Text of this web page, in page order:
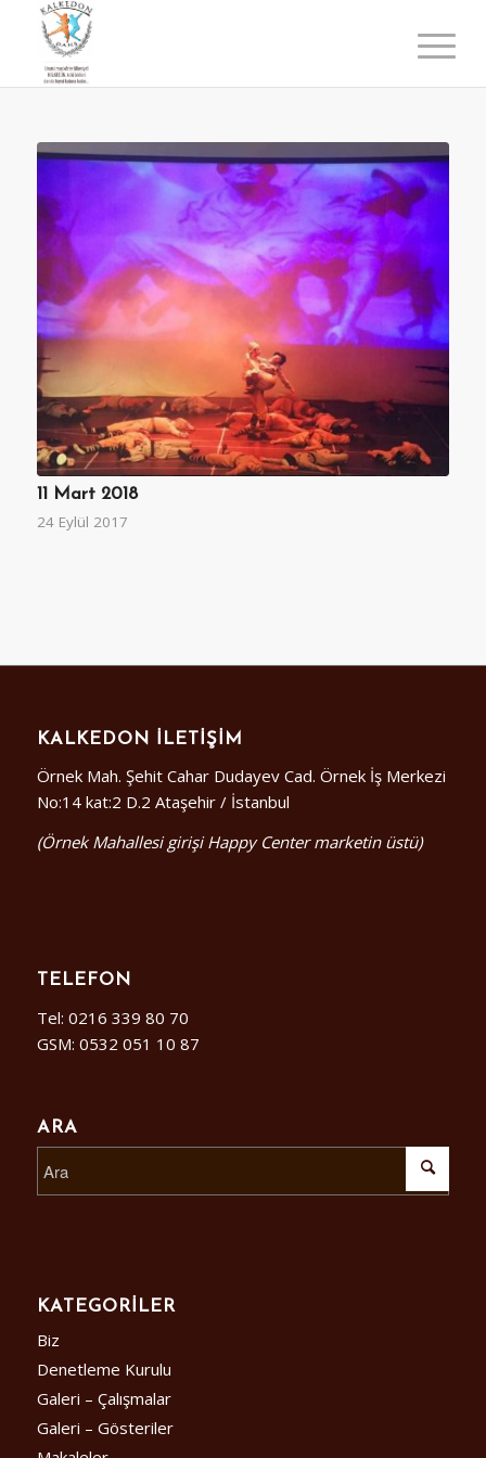
11 Mart 2018
24 Eylül 2017
KALKEDON İLETIŞIM
Örnek Mah. Şehit Cahar Dudayev Cad. Örnek İş Merkezi
No:14 kat:2 D.2 Ataşehir / İstanbul
(Örnek Mahallesi girişi Happy Center marketin üstü)
TELEFON
Tel: 0216 339 80 70
GSM: 0532 051 10 87
ARA
KATEGORILER
Biz
Denetleme Kurulu
Galeri – Çalışmalar
Galeri – Gösteriler